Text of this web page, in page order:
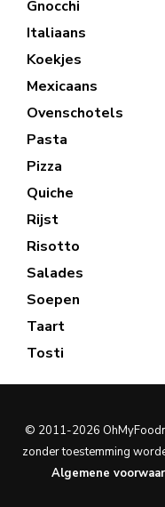
Gnocchi
Italiaans
Koekjes
Mexicaans
Ovenschotels
Pasta
Pizza
Quiche
Rijst
Risotto
Salades
Soepen
Taart
Tosti
© 2011-2026
zonder toestemming
Algemene